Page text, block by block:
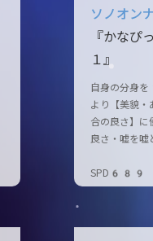
ソノオンナ
『かなぴ
１』
自身の分身
より【美貌・
合の良さ】に
良さ・嘘を嘘
SPD689